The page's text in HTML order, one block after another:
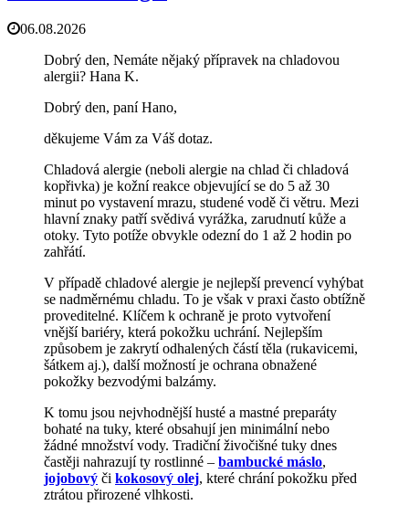
06.08.2026
Dobrý den, Nemáte nějaký přípravek na chladovou
alergii? Hana K.
Dobrý den, paní Hano,
děkujeme Vám za Váš dotaz.
Chladová alergie (neboli alergie na chlad či chladová
kopřivka) je kožní reakce objevující se do 5 až 30
minut po vystavení mrazu, studené vodě či větru. Mezi
hlavní znaky patří svědivá vyrážka, zarudnutí kůže a
otoky. Tyto potíže obvykle odezní do 1 až 2 hodin po
zahřátí.
V případě chladové alergie je nejlepší prevencí vyhýbat
se nadměrnému chladu. To je však v praxi často obtížně
proveditelné. Klíčem k ochraně je proto vytvoření
vnější bariéry, která pokožku uchrání. Nejlepším
způsobem je zakrytí odhalených částí těla (rukavicemi,
šátkem aj.), další možností je ochrana obnažené
pokožky bezvodými balzámy.
K tomu jsou nejvhodnější husté a mastné preparáty
bohaté na tuky, které obsahují jen minimální nebo
žádné množství vody. Tradiční živočišné tuky dnes
častěji nahrazují ty rostlinné – bambucké máslo,
jojobový či kokosový olej, které chrání pokožku před
ztrátou přirozené vlhkosti.